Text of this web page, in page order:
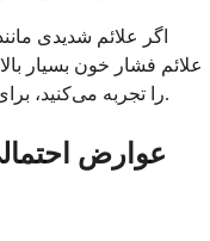
اگر علائم شدیدی
علائم فشار خون بسیار
را تجربه می‌کنید، برای دریافت مراقبت‌های اورژانسی صبر نکنید.
عوارض